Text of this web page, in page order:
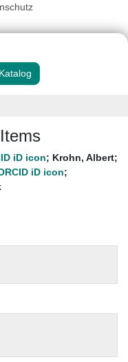
; Krohn, Albert;
;